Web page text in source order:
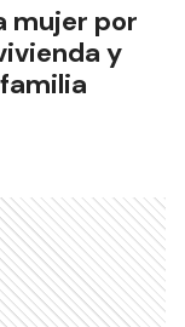
mujer por
y